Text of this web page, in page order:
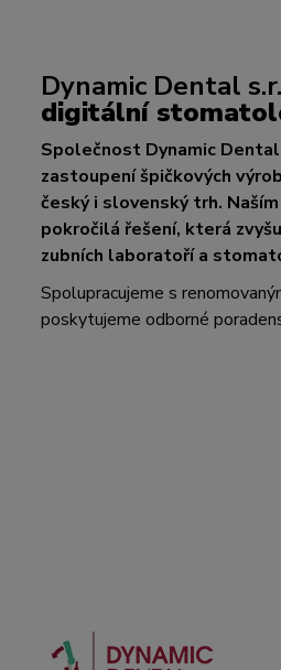
Dynamic Dental
digitální
Společnost Dynamic
zastoupení špičkových
český i slovenský trh.
pokročilá řešení, která
zubních laboratoří a
Spolupracujeme s
poskytujeme odborné